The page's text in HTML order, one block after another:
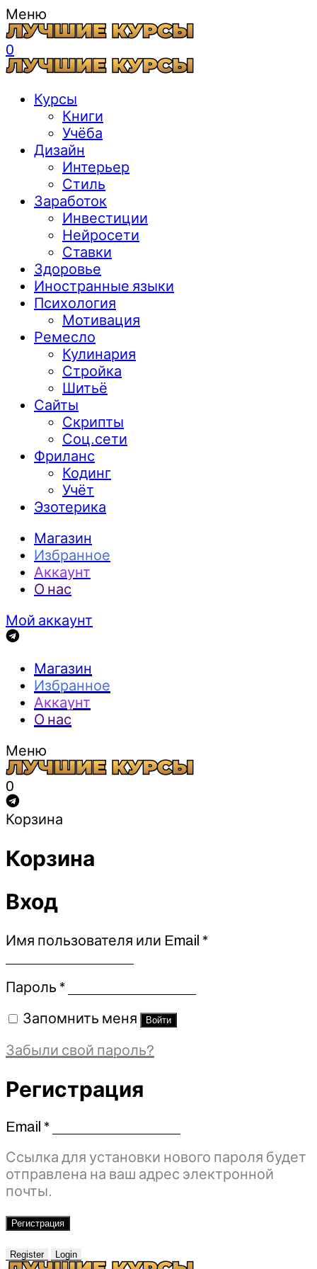
Меню
0
Курсы
Книги
Учёба
Дизайн
Интерьер
Стиль
Заработок
Инвестиции
Нейросети
Ставки
Здоровье
Иностранные языки
Психология
Мотивация
Ремесло
Кулинария
Стройка
Шитьё
Сайты
Скрипты
Соц.сети
Фриланс
Кодинг
Учёт
Эзотерика
Магазин
Избранное
Аккаунт
О нас
Мой аккаунт
Магазин
Избранное
Аккаунт
О нас
Меню
0
Корзина
Корзина
Вход
Имя пользователя или Email *Обязательно
Пароль *Обязательно
Запомнить меня Войти
Забыли свой пароль?
Регистрация
Email *Обязательно
Ссылка для установки нового пароля будет
отправлена ​​на ваш адрес электронной
почты.
Регистрация
Register Login